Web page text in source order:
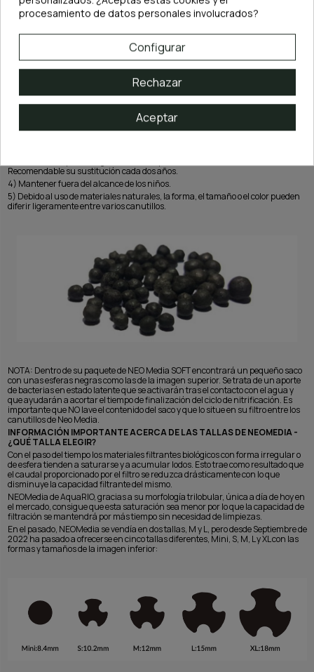
INSTRUCCIONES DE USO:
1) Enjuague con agua corriente antes de introducir el NEO Media en el filtro.
2) Los efectos sobre el pH de Neo Media Premium pueden verse afectados por el
Recomendable su sustitución cada dos años.
4) Mantener fuera del alcance de los niños.
5) Debido al uso de materiales naturales, la forma, el tamaño o el color pueden
diferir ligeramente entre varios canutillos.
NOTA: Dentro de su paquete de NEO Media SOFT encontrará un pequeño saco
con unas esferas negras como las de la imagen superior. Se trata de un aporte
de bacterias en estado latente que se activarán tras el contacto con el agua y
que ayudarán a acortar el tiempo de finalización del ciclo de nitrificación. Es
importante que NO lave el contenido del saco y que lo situe en su filtro entre los
canutillos de Neo Media.
INFORMACIÓN IMPORTANTE ACERCA DE LAS TALLAS DE NEOMEDIA -
¿QUÉ TALLA ELEGIR?
Con el paso del tiempo los materiales filtrantes biológicos con forma irregular o
de esfera tienden a saturarse y a acumular lodos. Esto trae como resultado que
el caudal proporcionado por el filtro se reduzca drásticamente con lo que
disminuye la capacidad filtrante del mismo.
NEOMedia de AquaRIO, gracias a su morfología trilobular, única a día de hoy en
el mercado, consigue que esta saturación sea menor por lo que la capacidad de
filtración se mantendrá por más tiempo sin necesidad de limpiezas.
En el pasado, NEOMedia se vendía en dos tallas, M y L, pero desde Septiembre de
2022 ha pasado a ofrecerse en cinco tallas diferentes, Mini, S, M, L y XL con las
formas y tamaños de la imagen inferior:
procesamiento de datos personales involucrados?
Configurar
Rechazar
Aceptar